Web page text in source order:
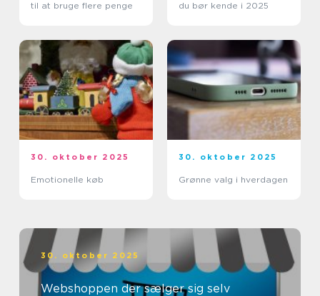
til at bruge flere penge du bør kende i 2025
30. oktober 2025
Emotionelle køb
30. oktober 2025
Grønne valg i hverdagen
30. oktober 2025
Webshoppen der sælger sig selv